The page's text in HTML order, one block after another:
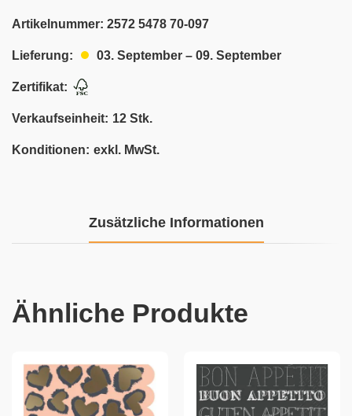
Artikelnummer: 2572 5478 70-097
Lieferung: 03. September – 09. September
Zertifikat:
Verkaufseinheit: 12 Stk.
Konditionen: exkl. MwSt.
Zusätzliche Informationen
Ähnliche Produkte